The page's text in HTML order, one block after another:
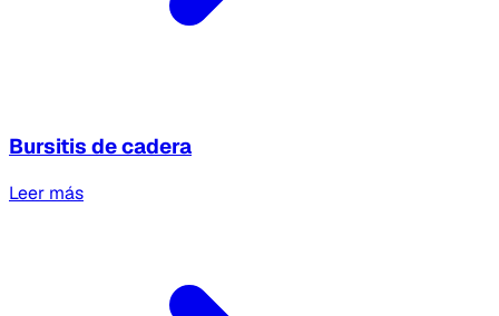
Bursitis de cadera
Leer más